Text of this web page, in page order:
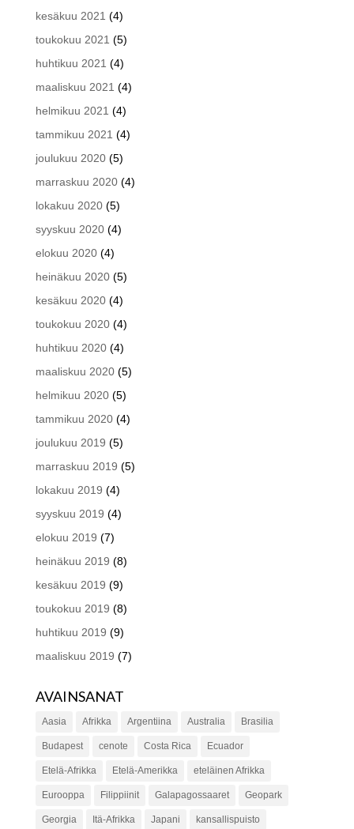
kesäkuu 2021 (4)
toukokuu 2021 (5)
huhtikuu 2021 (4)
maaliskuu 2021 (4)
helmikuu 2021 (4)
tammikuu 2021 (4)
joulukuu 2020(5)
marraskuu 2020(4)
lokakuu 2020(5)
syyskuu 2020(4)
elokuu 2020(4)
heinäkuu 2020(5)
kesäkuu 2020(4)
toukokuu 2020(4)
huhtikuu 2020(4)
maaliskuu 2020(5)
helmikuu 2020(5)
tammikuu 2020(4)
joulukuu 2019 (5)
marraskuu 2019 (5)
lokakuu 2019 (4)
syyskuu 2019 (4)
elokuu 2019 (7)
heinäkuu 2019 (8)
kesäkuu 2019 (9)
toukokuu 2019 (8)
huhtikuu 2019 (9)
maaliskuu 2019 (7)
AVAINSANAT
Aasia Afrikka Argentiina Australia Brasilia
Budapest cenote Costa Rica Ecuador
Etelä-Afrikka Etelä-Amerikka eteläinen Afrikka
Eurooppa Filippiinit Galapagossaaret Geopark
Georgia Itä-Afrikka Japani kansallispuisto